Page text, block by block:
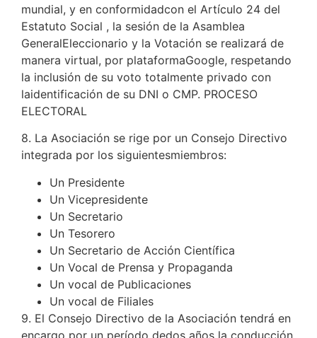
mundial, y en conformidadcon el Artículo 24 del
Estatuto Social , la sesión de la Asamblea
GeneralEleccionario y la Votación se realizará de
manera virtual, por plataformaGoogle, respetando
la inclusión de su voto totalmente privado con
laidentificación de su DNI o CMP. PROCESO
ELECTORAL
8. La Asociación se rige por un Consejo Directivo
integrada por los siguientesmiembros:
Un Presidente
Un Vicepresidente
Un Secretario
Un Tesorero
Un Secretario de Acción Científica
Un Vocal de Prensa y Propaganda
Un vocal de Publicaciones
Un vocal de Filiales
9. El Consejo Directivo de la Asociación tendrá en
encargo por un período dedos años la conducción